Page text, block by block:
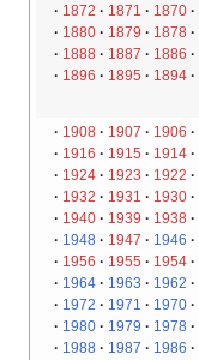
1870
1871
1872
1878
1879
1880
1886
1887
1888
1894
1895
1896
1906
1907
1908
1914
1915
1916
1922
1923
1924
1930
1931
1932
1938
1939
1940
1946
1947
1948
1954
1955
1956
1962
1963
1964
1970
1971
1972
1978
1979
1980
1986
1987
1988